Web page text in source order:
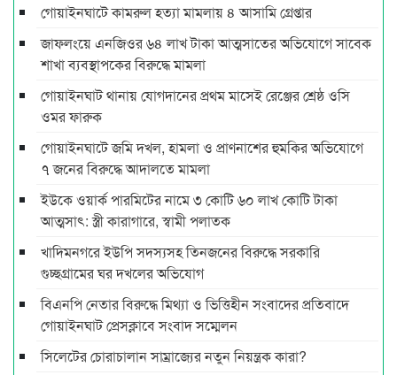
গোয়াইনঘাটে কামরুল হত্যা মামলায় ৪ আসামি গ্রেপ্তার
জাফলংয়ে এনজিওর ৬৪ লাখ টাকা আত্মসাতের অভিযোগে সাবেক
শাখা ব্যবস্থাপকের বিরুদ্ধে মামলা
গোয়াইনঘাট থানায় যোগদানের প্রথম মাসেই রেঞ্জের শ্রেষ্ঠ ওসি
ওমর ফারুক
গোয়াইনঘাটে জমি দখল, হামলা ও প্রাণনাশের হুমকির অভিযোগে
৭ জনের বিরুদ্ধে আদালতে মামলা
ইউকে ওয়ার্ক পারমিটের নামে ৩ কোটি ৬০ লাখ কোটি টাকা
আত্মসাৎ: স্ত্রী কারাগারে, স্বামী পলাতক
খাদিমনগরে ইউপি সদস্যসহ তিনজনের বিরুদ্ধে সরকারি
গুচ্ছগ্রামের ঘর দখলের অভিযোগ
বিএনপি নেতার বিরুদ্ধে মিথ্যা ও ভিত্তিহীন সংবাদের প্রতিবাদে
গোয়াইনঘাট প্রেসক্লাবে সংবাদ সম্মেলন
সিলেটের চোরাচালান সাম্রাজ্যের নতুন নিয়ন্ত্রক কারা?